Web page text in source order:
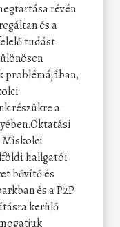
révén
és a
tudást
problémájában,
részükre a
Miskolci
hallgatói
bővítő és
és a P2P
kerülő